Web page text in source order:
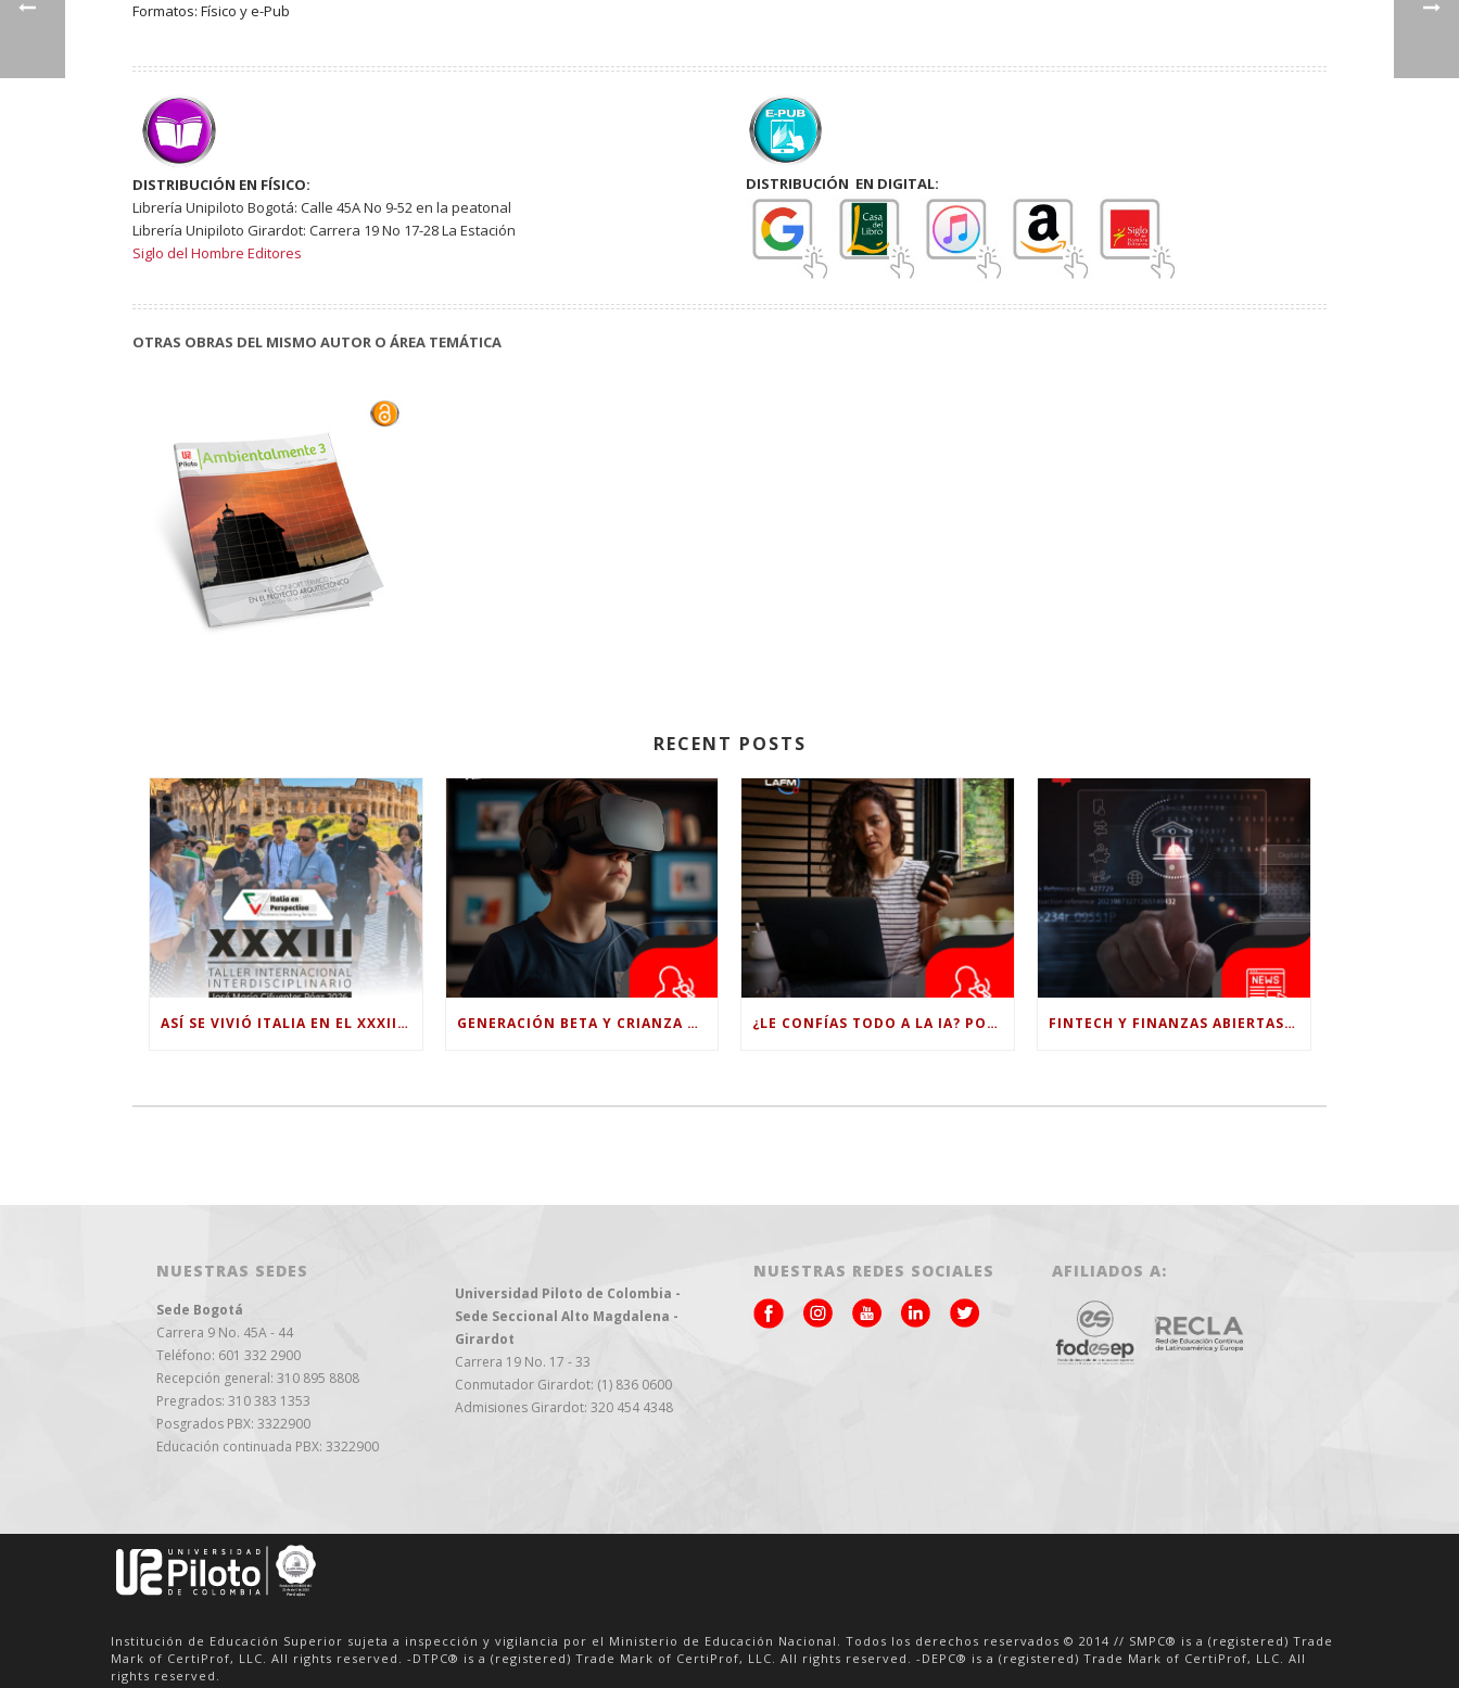
Formatos: Físico y e-Pub
DISTRIBUCIÓN EN FÍSICO:
Librería Unipiloto Bogotá: Calle 45A No 9-52 en la peatonal
Librería Unipiloto Girardot: Carrera 19 No 17-28 La Estación
Siglo del Hombre Editores
DISTRIBUCIÓN EN DIGITAL:
OTRAS OBRAS DEL MISMO AUTOR O ÁREA TEMÁTICA
RECENT POSTS
ASÍ SE VIVIÓ ITALIA EN EL XXXIII TALLER INTERNACIONAL INTERDISCIPLINAR GENERACIÓN BETA Y CRIANZA DIGITAL: LOS RETOS DE CRIAR HIJOS EN LA ERA DE LA INTELIGENCIA ARTIFICIAL ¿LE CONFÍAS TODO A LA IA? POR QUÉ LA PSICÓLOGA DICE QUE ESO PUEDE COSTARTE TUS PROPIAS HABILIDADES FINTECH Y FINANZAS ABIERTAS: RETOS PARA EL NUEVO GOBIERNO COLOMBIANO
NUESTRAS SEDES
Sede Bogotá
Carrera 9 No. 45A - 44
Teléfono: 601 332 2900
Recepción general: 310 895 8808
Pregrados: 310 383 1353
Posgrados PBX: 3322900
Educación continuada PBX: 3322900
Universidad Piloto de Colombia -
Sede Seccional Alto Magdalena -
Girardot
Carrera 19 No. 17 - 33
Conmutador Girardot: (1) 836 0600
Admisiones Girardot: 320 454 4348
NUESTRAS REDES SOCIALES AFILIADOS A:
Institución de Educación Superior sujeta a inspección y vigilancia por el Ministerio de Educación Nacional. Todos los derechos reservados © 2014 // SMPC® is a (registered) Trade
Mark of CertiProf, LLC. All rights reserved. -DTPC® is a (registered) Trade Mark of CertiProf, LLC. All rights reserved. -DEPC® is a (registered) Trade Mark of CertiProf, LLC. All
rights reserved.